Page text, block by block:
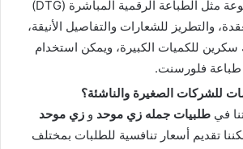
نقدم تقنيات متنوعة مثل الطباعة الرقمية المباشرة (DTG)
والتطريز للشعارات والتفاصيل الأنيقة،
سكرين للكميات الكبيرة، ويمكن استخدام
فلورسنت.
للشركات الصغيرة والناشئة؟
في طلبيات جمله زي موحد و زي موحد
تقديم أسعار تنافسية للطلبات بمختلف